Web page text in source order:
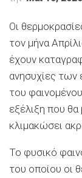
Οι
τον μήνα
έχουν
ανησυχίες
του
εξέλιξη που
κλιμακώσει
Το φυσικό
του οποίου οι